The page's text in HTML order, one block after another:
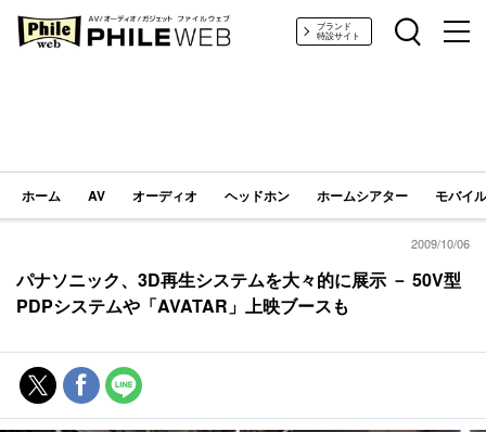
PHILE WEB｜AV/オーディオ/ガジェットブランド
特設サイト
ホーム AV オーディオ ヘッドホン ホームシアター モバイ
2009/10/06
パナソニック、3D再生システムを大々的に展示 － 50V型
PDPシステムや「AVATAR」上映ブースも